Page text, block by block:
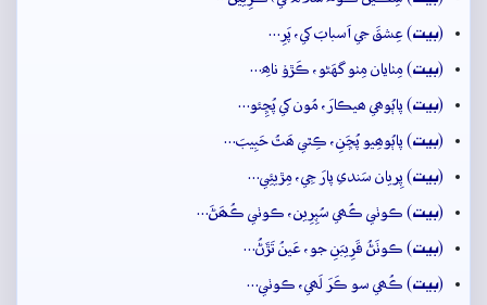
(بيت) عِشقَ جي اَسبابَ کي، پَرِ…
(بيت) مِٺايان مِٺو گهَڻو، ڪَڙوۡ ناھِ…
(بيت) پاٻُوھي ھيڪارَ، مُون کي پُڇِئو…
(بيت) پاٻُوھِيو پُڇَنِ، ڪِٿي ھَٿُ حَبِيبَ…
(بيت) پِريان سَندي پارَ جِي، مِڙيئِي…
(بيت) ڪوٺي ڪُھي سُپِرِين، ڪوٺي ڪُھَڻَ…
(بيت) ڪوٺَڻُ قَرِيبَنِ جو، عَينُ تَڙَڻُ…
(بيت) ڪُھي سو ڪَرَ لَھي، ڪوٺي…